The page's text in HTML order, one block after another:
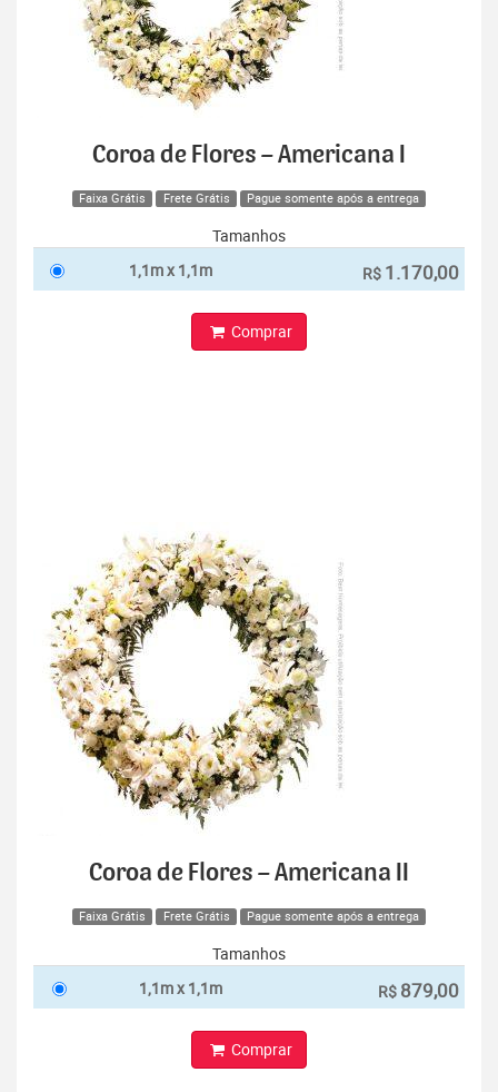
Coroa de Flores – Americana I
Faixa Grátis Frete Grátis Pague somente após a entrega
Tamanhos
1,1m x 1,1m
R$ 1.170,00
Comprar
Coroa de Flores – Americana II
Faixa Grátis Frete Grátis Pague somente após a entrega
Tamanhos
1,1m x 1,1m
R$ 879,00
Comprar